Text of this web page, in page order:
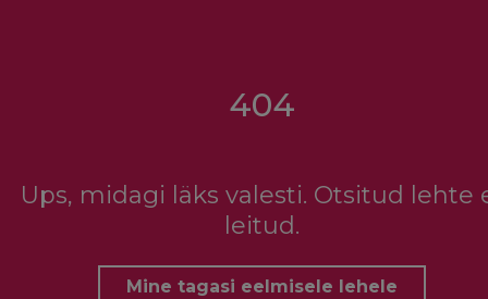
404
Ups, midagi läks valesti. Otsitud lehte
leitud.
Mine tagasi eelmisele lehele